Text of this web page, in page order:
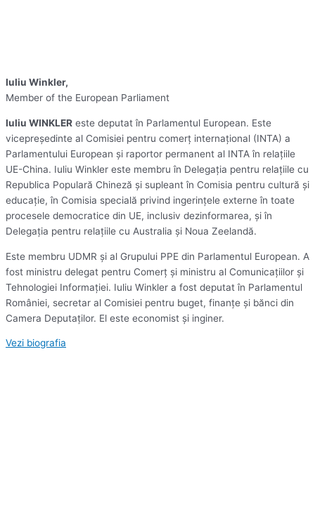
Iuliu Winkler,
Member of the European Parliament
Iuliu WINKLER este deputat în Parlamentul European. Este
vicepreședinte al Comisiei pentru comerț internațional (INTA) a
Parlamentului European și raportor permanent al INTA în relațiile
UE-China. Iuliu Winkler este membru în Delegația pentru relațiile cu
Republica Populară Chineză și supleant în Comisia pentru cultură și
educație, în Comisia specială privind ingerințele externe în toate
procesele democratice din UE, inclusiv dezinformarea, și în
Delegația pentru relațiile cu Australia și Noua Zeelandă.
Este membru UDMR și al Grupului PPE din Parlamentul European. A
fost ministru delegat pentru Comerț și ministru al Comunicațiilor și
Tehnologiei Informației. Iuliu Winkler a fost deputat în Parlamentul
României, secretar al Comisiei pentru buget, finanțe și bănci din
Camera Deputaților. El este economist și inginer.
Vezi biografia